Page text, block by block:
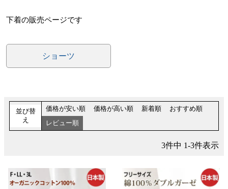
下着の販売ページです
ショーツ
並び替
え
価格が安い順 価格が高い順 新着順
おすすめ順
レビュー順
3件中 1-3件表示